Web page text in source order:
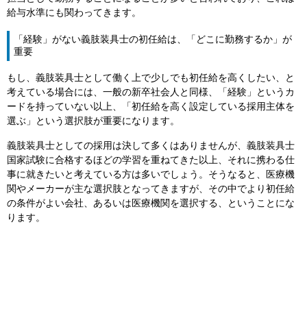
給与水準にも関わってきます。
「経験」がない義肢装具士の初任給は、「どこに勤務するか」が
重要
もし、義肢装具士として働く上で少しでも初任給を高くしたい、と
考えている場合には、一般の新卒社会人と同様、「経験」というカ
ードを持っていない以上、「初任給を高く設定している採用主体を
選ぶ」という選択肢が重要になります。
義肢装具士としての採用は決して多くはありませんが、義肢装具士
国家試験に合格するほどの学習を重ねてきた以上、それに携わる仕
事に就きたいと考えている方は多いでしょう。そうなると、医療機
関やメーカーが主な選択肢となってきますが、その中でより初任給
の条件がよい会社、あるいは医療機関を選択する、ということにな
ります。